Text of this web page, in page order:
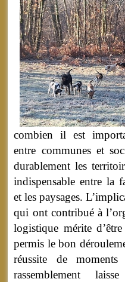
combien il est
entre communes et
durablement les
indispensable entre la
et les paysages.
qui ont contribué à
logistique mérite
permis le bon
réussite de
rassemblement